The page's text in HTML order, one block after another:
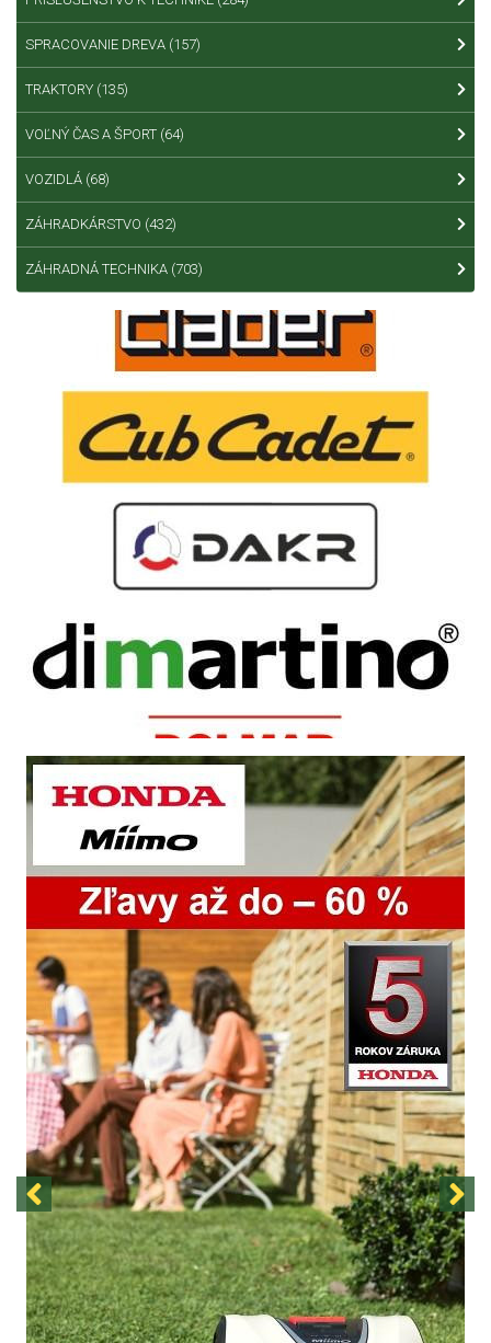
SPRACOVANIE DREVA (157)
TRAKTORY (135)
VOĽNÝ ČAS A ŠPORT (64)
VOZIDLÁ (68)
ZÁHRADKÁRSTVO (432)
ZÁHRADNÁ TECHNIKA (703)